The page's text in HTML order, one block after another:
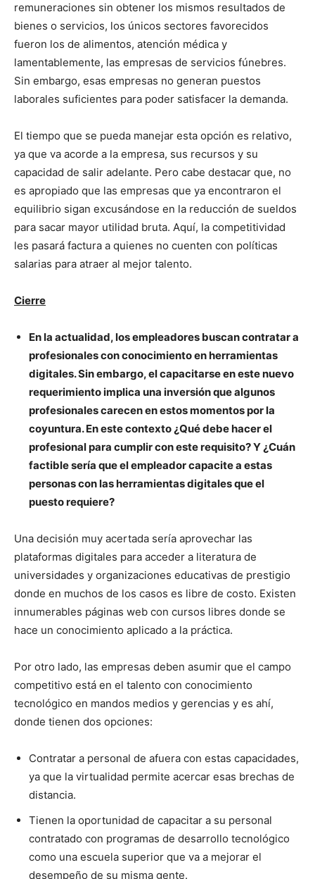
remuneraciones sin obtener los mismos resultados de
bienes o servicios, los únicos sectores favorecidos
fueron los de alimentos, atención médica y
lamentablemente, las empresas de servicios fúnebres.
Sin embargo, esas empresas no generan puestos
laborales suficientes para poder satisfacer la demanda.
El tiempo que se pueda manejar esta opción es relativo,
ya que va acorde a la empresa, sus recursos y su
capacidad de salir adelante. Pero cabe destacar que, no
es apropiado que las empresas que ya encontraron el
equilibrio sigan excusándose en la reducción de sueldos
para sacar mayor utilidad bruta. Aquí, la competitividad
les pasará factura a quienes no cuenten con políticas
salarias para atraer al mejor talento.
Cierre
En la actualidad, los empleadores buscan contratar a
profesionales con conocimiento en herramientas
digitales. Sin embargo, el capacitarse en este nuevo
requerimiento implica una inversión que algunos
profesionales carecen en estos momentos por la
coyuntura. En este contexto ¿Qué debe hacer el
profesional para cumplir con este requisito? Y ¿Cuán
factible sería que el empleador capacite a estas
personas con las herramientas digitales que el
puesto requiere?
Una decisión muy acertada sería aprovechar las
plataformas digitales para acceder a literatura de
universidades y organizaciones educativas de prestigio
donde en muchos de los casos es libre de costo. Existen
innumerables páginas web con cursos libres donde se
hace un conocimiento aplicado a la práctica.
Por otro lado, las empresas deben asumir que el campo
competitivo está en el talento con conocimiento
tecnológico en mandos medios y gerencias y es ahí,
donde tienen dos opciones:
Contratar a personal de afuera con estas capacidades,
ya que la virtualidad permite acercar esas brechas de
distancia.
Tienen la oportunidad de capacitar a su personal
contratado con programas de desarrollo tecnológico
como una escuela superior que va a mejorar el
desempeño de su misma gente.